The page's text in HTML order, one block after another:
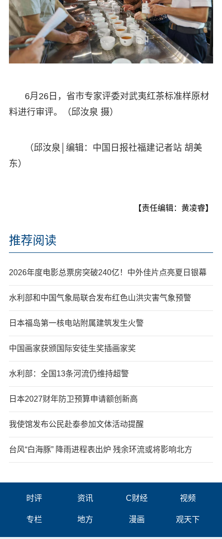
6月26日，省市专家评委对武夷红茶标准样原材
料进行审评。（邱汝泉 摄）
（邱汝泉│编辑：中国日报社福建记者站 胡美
东）
【责任编辑：黄凌睿】
推荐阅读
2026年度电影总票房突破240亿！中外佳片点亮夏日银幕
水利部和中国气象局联合发布红色山洪灾害气象预警
日本福岛第一核电站附属建筑发生火警
中国画家获颁国际安徒生奖插画家奖
水利部：全国13条河流仍维持超警
日本2027财年防卫预算申请额创新高
我使馆发布公民赴泰参加文体活动提醒
台风“白海豚” 降雨进程表出炉 残余环流或将影响北方
时评 资讯 C财经 视频
专栏 地方 漫画 观天下